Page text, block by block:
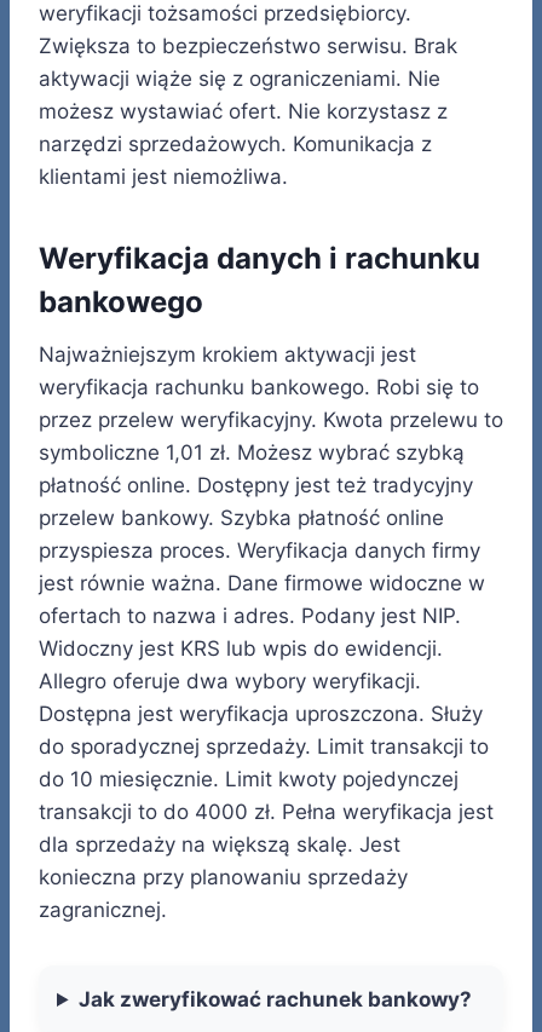
weryfikacji tożsamości przedsiębiorcy.
Zwiększa to bezpieczeństwo serwisu. Brak
aktywacji wiąże się z ograniczeniami. Nie
możesz wystawiać ofert. Nie korzystasz z
narzędzi sprzedażowych. Komunikacja z
klientami jest niemożliwa.
Weryfikacja danych i rachunku
bankowego
Najważniejszym krokiem aktywacji jest
weryfikacja rachunku bankowego. Robi się to
przez przelew weryfikacyjny. Kwota przelewu to
symboliczne 1,01 zł. Możesz wybrać szybką
płatność online. Dostępny jest też tradycyjny
przelew bankowy. Szybka płatność online
przyspiesza proces. Weryfikacja danych firmy
jest równie ważna. Dane firmowe widoczne w
ofertach to nazwa i adres. Podany jest NIP.
Widoczny jest KRS lub wpis do ewidencji.
Allegro oferuje dwa wybory weryfikacji.
Dostępna jest weryfikacja uproszczona. Służy
do sporadycznej sprzedaży. Limit transakcji to
do 10 miesięcznie. Limit kwoty pojedynczej
transakcji to do 4000 zł. Pełna weryfikacja jest
dla sprzedaży na większą skalę. Jest
konieczna przy planowaniu sprzedaży
zagranicznej.
Jak zweryfikować rachunek bankowy?